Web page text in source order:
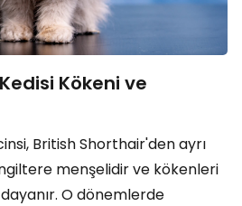
Kökeni ve
British Shorthair'den ayrı
menşelidir ve kökenleri
dayanır. O dönemlerde